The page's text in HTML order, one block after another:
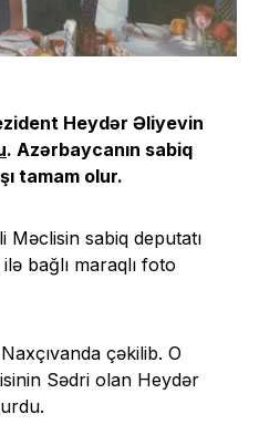
Heydər Əliyevin
. Azərbaycanın sabiq
tamam olur.
Məclisin sabiq deputatı
bağlı maraqlı foto
çəkilib. O
Sədri olan Heydər